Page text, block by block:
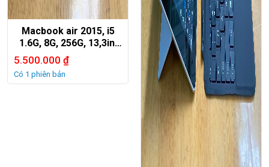
Macbook air 2015, i5
1.6G, 8G, 256G, 13,3in,
giá rẻ
5.500.000 ₫
Có 1 phiên bản